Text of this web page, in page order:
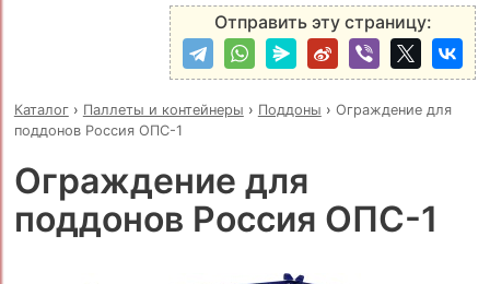
Отправить эту страницу:
Каталог› Паллеты и контейнеры › Поддоны › Ограждение для
поддонов Россия ОПС-1
Ограждение для
поддонов Россия ОПС-1